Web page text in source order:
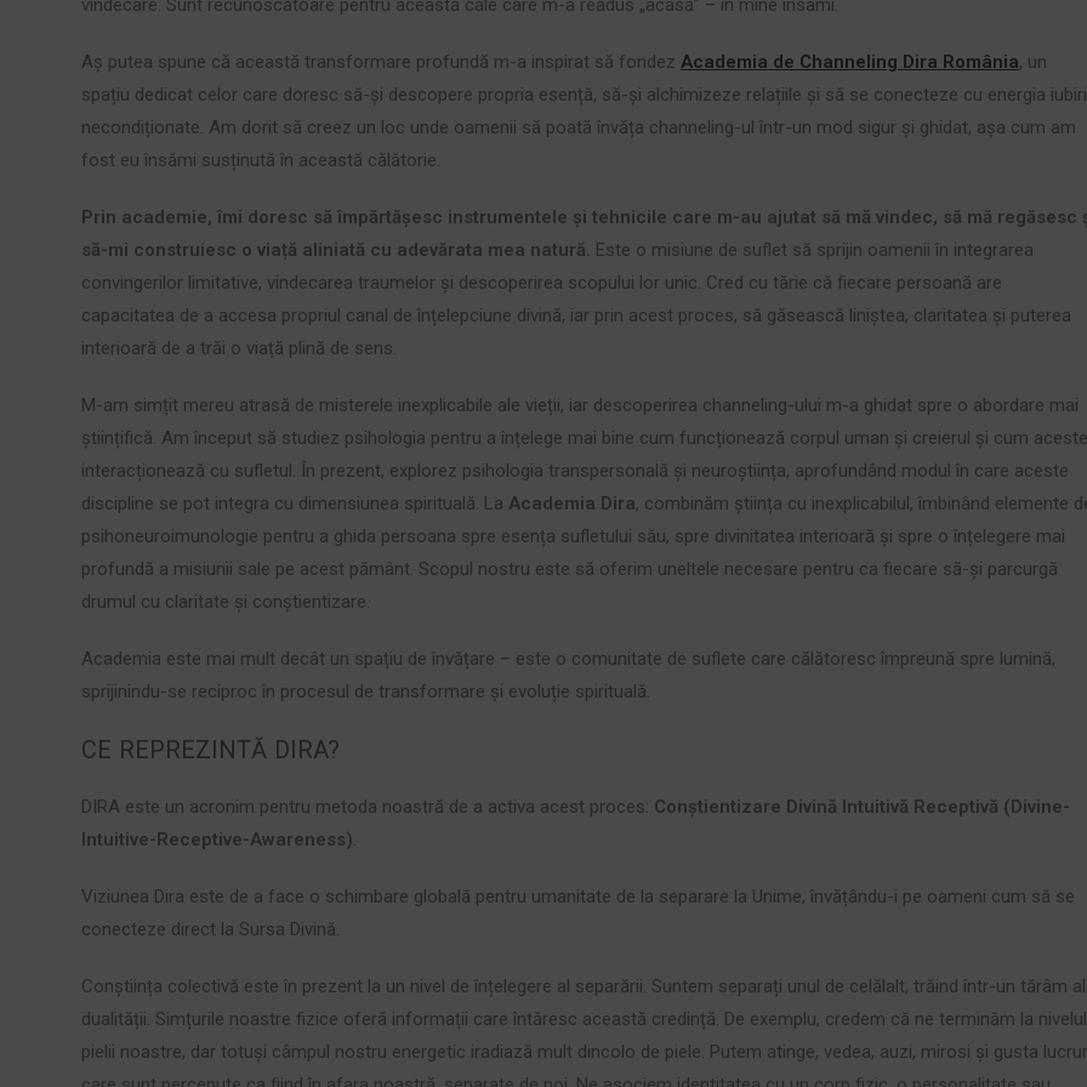
vindecare. Sunt recunoscătoare pentru această cale care m-a readus „acasă” – în mine însămi.
Aș putea spune că această transformare profundă m-a inspirat să fondezAcademia de Channeling Dira România, un
spațiu dedicat celor care doresc să-și descopere propria esență, să-și alchimizeze relațiile și să se conecteze cu energia
necondiționate. Am dorit să creez un loc unde oamenii să poată învăța channeling-ul într-un mod sigur și ghidat, așa cum am
fost eu însămi susținută în această călătorie.
Prin academie, îmi doresc să împărtășesc instrumentele și tehnicile care m-au ajutat să mă vindec, să mă regăsesc
să-mi construiesc o viață aliniată cu adevărata mea natură. Este o misiune de suflet să sprijin oamenii în integrarea
convingerilor limitative, vindecarea traumelor și descoperirea scopului lor unic. Cred cu tărie că fiecare persoană are
capacitatea de a accesa propriul canal de înțelepciune divină, iar prin acest proces, să găsească liniștea, claritatea și puterea
interioară de a trăi o viață plină de sens.
M-am simțit mereu atrasă de misterele inexplicabile ale vieții, iar descoperirea channeling-ului m-a ghidat spre o abordare mai
științifică. Am început să studiez psihologia pentru a înțelege mai bine cum funcționează corpul uman și creierul și cum
interacționează cu sufletul. În prezent, explorez psihologia transpersonală și neuroștiința, aprofundând modul în care aceste
discipline se pot integra cu dimensiunea spirituală. LaAcademia Dira, combinăm știința cu inexplicabilul, îmbinând elemente
psihoneuroimunologie pentru a ghida persoana spre esența sufletului său, spre divinitatea interioară și spre o înțelegere mai
profundă a misiunii sale pe acest pământ. Scopul nostru este să oferim uneltele necesare pentru ca fiecare să-și parcurgă
drumul cu claritate și conștientizare.
Academia este mai mult decât un spațiu de învățare – este o comunitate de suflete care călătoresc împreună spre lumină,
sprijinindu-se reciproc în procesul de transformare și evoluție spirituală.
CE REPREZINTĂ DIRA?
DIRA este un acronim pentru metoda noastră de a activa acest proces: Conștientizare Divină Intuitivă Receptivă (Divine-
Intuitive-Receptive-Awareness).
Viziunea Dira este de a face o schimbare globală pentru umanitate de la separare la Unime, învățându-i pe oameni cum să se
conecteze direct la Sursa Divină.
Conștiința colectivă este în prezent la un nivel de înțelegere al separării. Suntem separați unul de celălalt, trăind într-un tărâm al
dualității. Simțurile noastre fizice oferă informații care întăresc această credință. De exemplu, credem că ne terminăm la nivelul
pielii noastre, dar totuși câmpul nostru energetic iradiază mult dincolo de piele. Putem atinge, vedea, auzi, mirosi și gusta